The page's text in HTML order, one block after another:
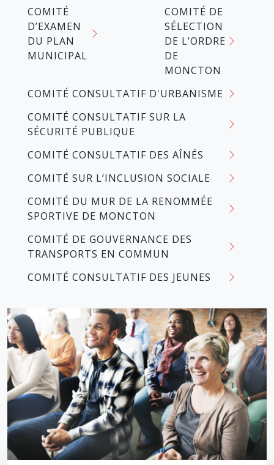
COMITÉ
D’EXAMEN
DU PLAN
MUNICIPAL
COMITÉ DE
SÉLECTION
DE L’ORDRE
DE
MONCTON
COMITÉ CONSULTATIF D'URBANISME
COMITÉ CONSULTATIF SUR LA
SÉCURITÉ PUBLIQUE
COMITÉ CONSULTATIF DES AÎNÉS
COMITÉ SUR L’INCLUSION SOCIALE
COMITÉ DU MUR DE LA RENOMMÉE
SPORTIVE DE MONCTON
COMITÉ DE GOUVERNANCE DES
TRANSPORTS EN COMMUN
COMITÉ CONSULTATIF DES JEUNES